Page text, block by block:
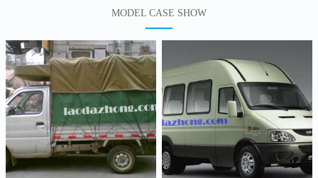
MODEL CASE SHOW